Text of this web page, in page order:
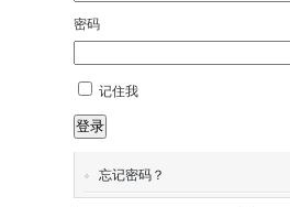
密码
记住我
登录
忘记密码？